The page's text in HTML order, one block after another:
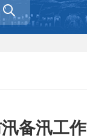

备汛工作